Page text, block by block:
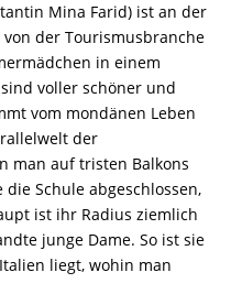
Mina Farid) ist an der
von der Tourismusbranche
in einem
voller schöner und
vom mondänen Leben
der
man auf tristen Balkons
Schule abgeschlossen,
ist ihr Radius ziemlich
junge Dame. So ist sie
liegt, wohin man